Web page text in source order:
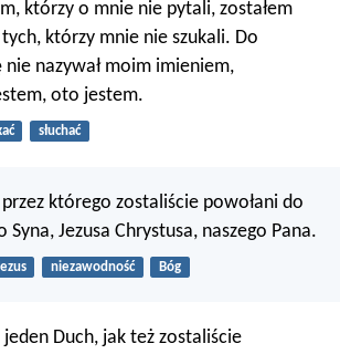
którzy o mnie nie pytali, zostałem
którzy mnie nie szukali. Do
nazywał moim imieniem,
oto jestem.
słuchać
przez którego zostaliście powołani do
Syna, Jezusa Chrystusa, naszego Pana.
niezawodność Bóg
jeden Duch, jak też zostaliście